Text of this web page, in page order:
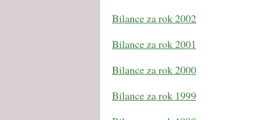
Bilance za rok 2002
Bilance za rok 2001
Bilance za rok 2000
Bilance za rok 1999